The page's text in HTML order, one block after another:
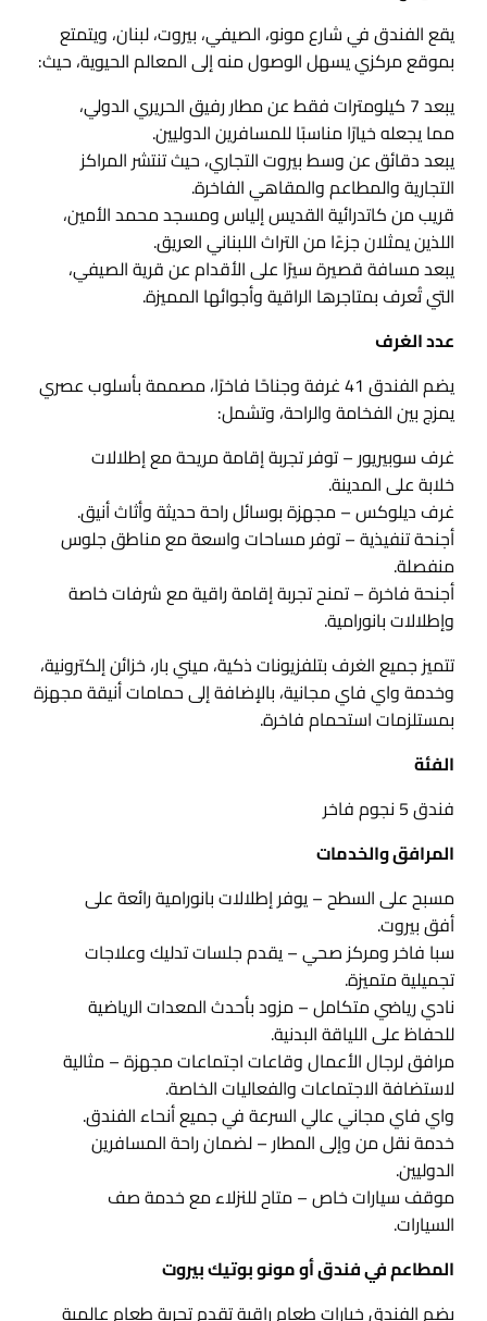
يقع الفندق في شارع مونو، الصيفي، بيروت، لبنان، ويتمتع
بموقع مركزي يسهل الوصول منه إلى المعالم الحيوية، حيث:
يبعد 7 كيلومترات فقط عن مطار رفيق الحريري الدولي،
مما يجعله خيارًا مناسبًا للمسافرين الدوليين.
يبعد دقائق عن وسط بيروت التجاري، حيث تنتشر المراكز
التجارية والمطاعم والمقاهي الفاخرة.
قريب من كاتدرائية القديس إلياس ومسجد محمد الأمين،
اللذين يمثلان جزءًا من التراث اللبناني العريق.
يبعد مسافة قصيرة سيرًا على الأقدام عن قرية الصيفي،
التي تُعرف بمتاجرها الراقية وأجوائها المميزة.
عدد الغرف
يضم الفندق 41 غرفة وجناحًا فاخرًا، مصممة بأسلوب عصري
يمزج بين الفخامة والراحة، وتشمل:
غرف سوبيريور – توفر تجربة إقامة مريحة مع إطلالات
خلابة على المدينة.
غرف ديلوكس – مجهزة بوسائل راحة حديثة وأثاث أنيق.
أجنحة تنفيذية – توفر مساحات واسعة مع مناطق جلوس
منفصلة.
أجنحة فاخرة – تمنح تجربة إقامة راقية مع شرفات خاصة
وإطلالات بانورامية.
تتميز جميع الغرف بتلفزيونات ذكية، ميني بار، خزائن إلكترونية،
وخدمة واي فاي مجانية، بالإضافة إلى حمامات أنيقة مجهزة
بمستلزمات استحمام فاخرة.
الفئة
فندق 5 نجوم فاخر
المرافق والخدمات
مسبح على السطح – يوفر إطلالات بانورامية رائعة على
أفق بيروت.
سبا فاخر ومركز صحي – يقدم جلسات تدليك وعلاجات
تجميلية متميزة.
نادي رياضي متكامل – مزود بأحدث المعدات الرياضية
للحفاظ على اللياقة البدنية.
مرافق لرجال الأعمال وقاعات اجتماعات مجهزة – مثالية
لاستضافة الاجتماعات والفعاليات الخاصة.
واي فاي مجاني عالي السرعة في جميع أنحاء الفندق.
خدمة نقل من وإلى المطار – لضمان راحة المسافرين
الدوليين.
موقف سيارات خاص – متاح للنزلاء مع خدمة صف
السيارات.
المطاعم في فندق أو مونو بوتيك بيروت
يضم الفندق خيارات طعام راقية تقدم تجربة طعام عالمية